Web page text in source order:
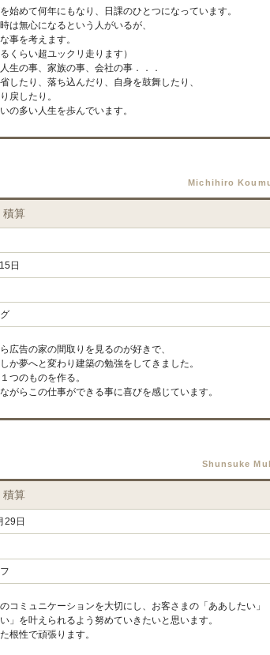
始めて何年にもなり、日課のひとつになっています。
は無心になるという人がいるが、
事を考えます。
くらい超ユックリ走ります）
生の事、家族の事、会社の事．．．
したり、落ち込んだり、自身を鼓舞したり、
戻したり。
の多い人生を歩んでいます。
Michihiro
積算
日
広告の家の間取りを見るのが好きで、
か夢へと変わり建築の勉強をしてきました。
つのものを作る。
がらこの仕事ができる事に喜びを感じています。
Shunsuke
積算
29日
コミュニケーションを大切にし、お客さまの「ああしたい」
い」を叶えられるよう努めていきたいと思います。
根性で頑張ります。